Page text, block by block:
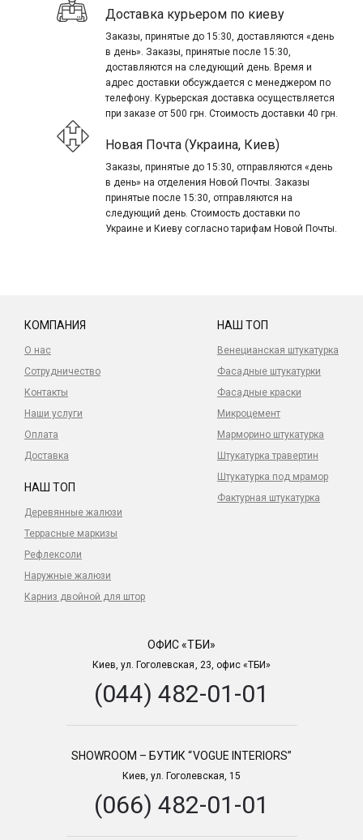
Доставка курьером по киеву
Заказы, принятые до 15:30, доставляются «день
в день». Заказы, принятые после 15:30,
доставляются на следующий день. Время и
адрес доставки обсуждается с менеджером по
телефону. Курьерская доставка осуществляется
при заказе от 500 грн. Стоимость доставки 40 грн.
Новая Почта (Украина, Киев)
Заказы, принятые до 15:30, отправляются «день
в день» на отделения Новой Почты. Заказы
принятые после 15:30, отправляются на
следующий день. Стоимость доставки по
Украине и Киеву согласно тарифам Новой Почты.
КОМПАНИЯ
О нас
Сотрудничество
Контакты
Наши услуги
Оплата
Доставка
НАШ ТОП
Венецианская штукатурка
Фасадные штукатурки
Фасадные краски
Микроцемент
Марморино штукатурка
Штукатурка травертин
Штукатурка под мрамор
Фактурная штукатурка
НАШ ТОП
Деревянные жалюзи
Террасные маркизы
Рефлексоли
Наружные жалюзи
Карниз двойной для штор
ОФИС «ТБИ»
Киев, ул. Гоголевская, 23, офис «ТБИ»
(044) 482-01-01
SHOWROOM – БУТИК “VOGUE INTERIORS”
Киев, ул. Гоголевская, 15
(066) 482-01-01